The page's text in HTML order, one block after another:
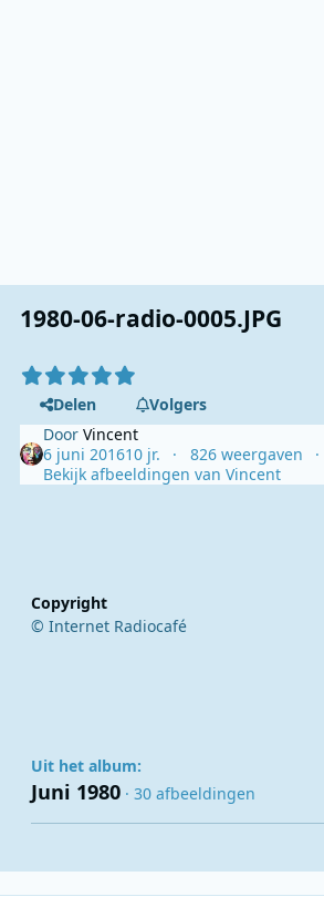
1980-06-radio-0005.JPG
Delen
Volgers
DoorVincent
6 juni 201610 jr.
826 weergaven
Bekijk afbeeldingen van Vincent
Copyright
© Internet Radiocafé
Uit het album:
Juni 1980 · 30 afbeeldingen